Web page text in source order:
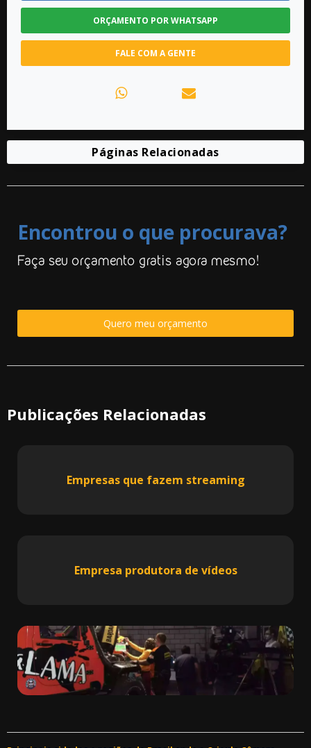
ORÇAMENTO POR WHATSAPP
FALE COM A GENTE
Páginas Relacionadas
Encontrou o que procurava?
Faça seu orçamento gratis agora mesmo!
Quero meu orçamento
Publicações Relacionadas
Empresas que fazem streaming
Empresa produtora de vídeos